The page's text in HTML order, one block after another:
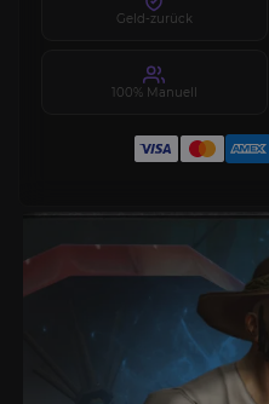
Geld-zurück
100% Manuell